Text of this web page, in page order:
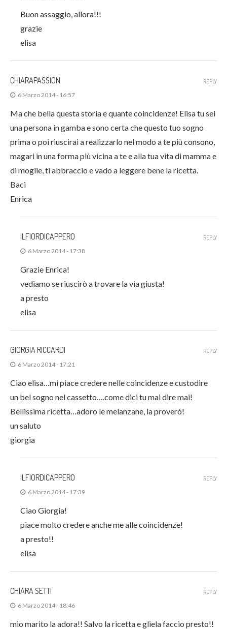
Buon assaggio, allora!!!
grazie
elisa
CHIARAPASSION
6 Marzo 2014 - 16:57
Ma che bella questa storia e quante coincidenze! Elisa tu sei
una persona in gamba e sono certa che questo tuo sogno
prima o poi riuscirai a realizzarlo nel modo a te più consono,
magari in una forma più vicina a te e alla tua vita di mamma e
di moglie, ti abbraccio e vado a leggere bene la ricetta.
Baci
Enrica
REPLY
ILFIORDICAPPERO
6 Marzo 2014 - 17:38
Grazie Enrica!
vediamo se riuscirò a trovare la via giusta!
a presto
elisa
REPLY
GIORGIA RICCARDI
6 Marzo 2014 - 17:21
Ciao elisa…mi piace credere nelle coincidenze e custodire
un bel sogno nel cassetto….come dici tu mai dire mai!
Bellissima ricetta…adoro le melanzane, la proverò!
un saluto
giorgia
REPLY
ILFIORDICAPPERO
6 Marzo 2014 - 17:39
Ciao Giorgia!
piace molto credere anche me alle coincidenze!
a presto!!
elisa
REPLY
CHIARA SETTI
6 Marzo 2014 - 18:46
mio marito la adora!! Salvo la ricetta e gliela faccio presto!!
REPLY